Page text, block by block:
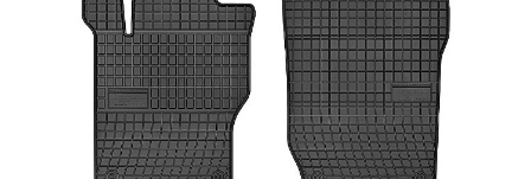
Accesorii Curatare Auto
Accesorii Sezon Rece
Accesorii Siguranta Auto
Banda Reflectorizanta
Bare Portbagaj